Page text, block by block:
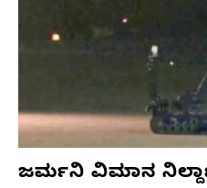
ಜರ್ಮನಿ ವಿಮಾನ